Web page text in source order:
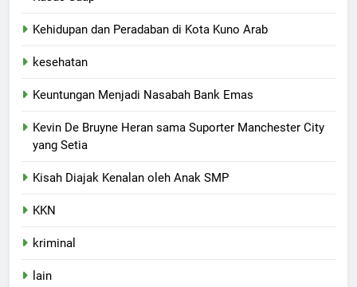
Kehidupan dan Peradaban di Kota Kuno Arab
kesehatan
Keuntungan Menjadi Nasabah Bank Emas
Kevin De Bruyne Heran sama Suporter Manchester City
yang Setia
Kisah Diajak Kenalan oleh Anak SMP
KKN
kriminal
lain